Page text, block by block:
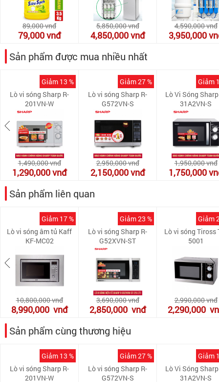
89,000vnđ
79,000vnđ
5,850,000vnđ
4,850,000vnđ
4,590,000vnđ
3,950,000
Sản phẩm được mua nhiều nhất
Giảm 13 %
Lò vi sóng Sharp R-
201VN-W
1,490,000vnđ
1,290,000vnđ
Giảm 27 %
Lò vi sóng Sharp R-
G572VN-S
2,950,000vnđ
2,150,000vnđ
Giảm
Lò Vi Sóng
31A2VN-S
1,950,000vnđ
1,750,000
Sản phẩm liên quan
Giảm 17 %
Lò vi sóng âm tủ Kaff
KF-MC02
10,800,000vnđ
8,990,000 vnđ
Giảm 23 %
Lò vi sóng Sharp R-
G52XVN-ST
3,690,000vnđ
2,850,000 vnđ
Giảm
Lò vi sóng Tiross
5001
2,990,000vnđ
2,290,000
Sản phẩm cùng thương hiệu
Giảm 13 %
Lò vi sóng Sharp R-
201VN-W
Giảm 27 %
Lò vi sóng Sharp R-
G572VN-S
Giảm
Lò Vi Sóng
31A2VN-S